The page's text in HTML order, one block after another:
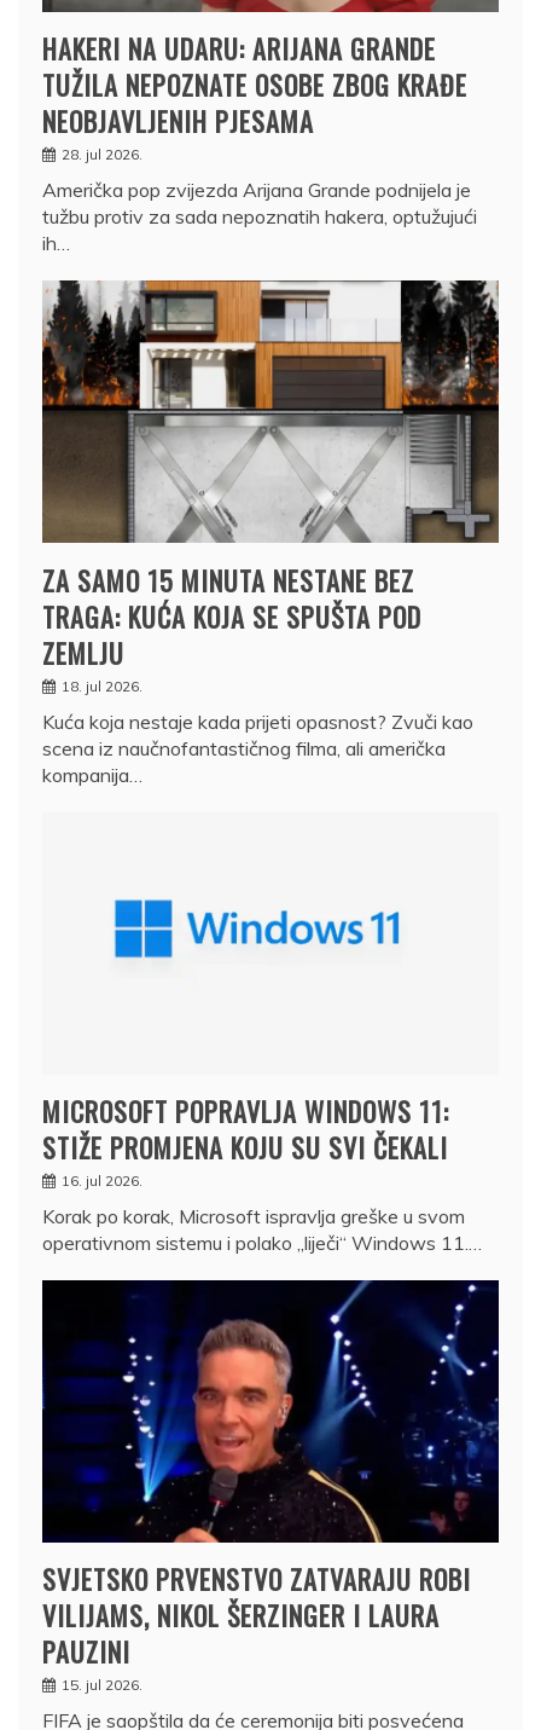
HAKERI NA UDARU: ARIJANA GRANDE
TUŽILA NEPOZNATE OSOBE ZBOG KRAĐE
NEOBJAVLJENIH PJESAMA
28. jul 2026.
Američka pop zvijezda Arijana Grande podnijela je
tužbu protiv za sada nepoznatih hakera, optužujući
ih…
ZA SAMO 15 MINUTA NESTANE BEZ
TRAGA: KUĆA KOJA SE SPUŠTA POD
ZEMLJU
18. jul 2026.
Kuća koja nestaje kada prijeti opasnost? Zvuči kao
scena iz naučnofantastičnog filma, ali američka
kompanija…
MICROSOFT POPRAVLJA WINDOWS 11:
STIŽE PROMJENA KOJU SU SVI ČEKALI
16. jul 2026.
Korak po korak, Microsoft ispravlja greške u svom
operativnom sistemu i polako „liječi“ Windows 11.…
SVJETSKO PRVENSTVO ZATVARAJU ROBI
VILIJAMS, NIKOL ŠERZINGER I LAURA
PAUZINI
15. jul 2026.
FIFA je saopštila da će ceremonija biti posvećena